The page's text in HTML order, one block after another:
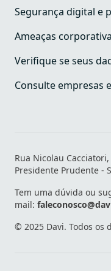
Segurança digital e
Ameaças
Verifique se seus
Consulte empresas
Rua Nicolau
Presidente Prudente -
Tem uma dúvida ou
mail:
© 2025 Davi. Todos os